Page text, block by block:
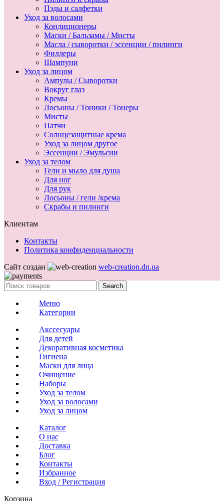
Пэды и салфетки
Уход за волосами
Кондиционеры
Маски / Бальзамы / Мисты
Масла / сыворотки / эссенции / пилинги
Филлеры
Шампуни
Уход за лицом
Ампулы / Сыворотки
Вокруг глаз
Кремы
Лосьоны / Тоники / Тонеры
Мисты
Патчи
Солнцезащитные крема
Уход за лицом другое
Эссенции / Эмульсии
Уход за телом
Гели и мыло для душа
Для ног
Для рук
Лосьоны / гели /крема
Скрабы и пилинги
Клиентам
Контакты
Политика конфиденциальности
Сайт создан
web-creation.dn.ua
Search
Меню
Категории
Акссесуары
Для детей
Декоративная косметика
Гигиена
Маски для лица
Очищение
Наборы
Уход за телом
Уход за волосами
Уход за лицом
Каталог
О нас
Доставка
Блог
Контакты
Избранное
Вход / Регистрация
Корзина